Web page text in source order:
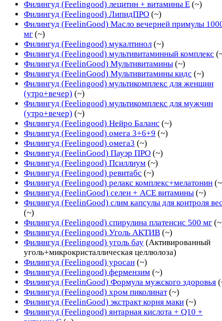
Филингуд (Feelingood) лецитин + витамины Е (~)
Филингуд (Feelingood) ЛипидПРО (~)
Филингуд (FeelinGood) Масло вечерней примулы
мг (~)
Филингуд (Feelingood) мукалтинол (~)
Филингуд (Feelingood) мультивитаминный комплекс
Филингуд (FeelinGood) Мультивитамины (~)
Филингуд (FeelinGood) Мультивитамины кидс (~)
Филингуд (Feelingood) мультикомплекс для женщин
(утро+вечер) (~)
Филингуд (Feelingood) мультикомплекс для мужчин
(утро+вечер) (~)
Филингуд (Feelingood) Нейро Баланс (~)
Филингуд (Feelingood) омега 3+6+9 (~)
Филингуд (Feelingood) омега3 (~)
Филингуд (FeelinGood) Пауэр ПРО (~)
Филингуд (Feelingood) Псиллиум (~)
Филингуд (Feelingood) ревитабс (~)
Филингуд (Feelingood) релакс комплекс+мелатонин
Филингуд (FeelinGood) селен + ACE витамины (~)
Филингуд (FeelinGood) слим капсулы для контроля
(~)
Филингуд (Feelingood) спирулина платенсис 500 мг
Филингуд (Feelingood) Уголь АКТИВ (~)
Филингуд (Feelingood) уголь бау (Активированный
уголь+микрокристаллическая целлюлоза)
Филингуд (Feelingood) уросан (~)
Филингуд (Feelingood) фермензим (~)
Филингуд (FeelinGood) Формула мужского здоровья
Филингуд (Feelingood) хром пиколинат (~)
Филингуд (FeelinGood) экстракт корня маки (~)
Филингуд (Feelingood) янтарная кислота + Q10 +